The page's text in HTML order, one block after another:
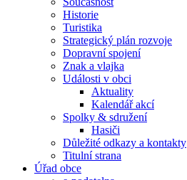
Historie
Turistika
Strategický plán rozvoje
Dopravní spojení
Znak a vlajka
Události v obci
Aktuality
Kalendář akcí
Spolky & sdružení
Hasiči
Důležité odkazy a kontakty
Titulní strana
Úřad obce